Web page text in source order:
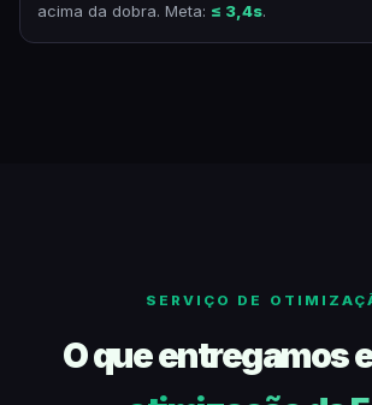
acima da dobra. Meta: ≤ 3,4s.
SERVIÇO DE
O que entregamos